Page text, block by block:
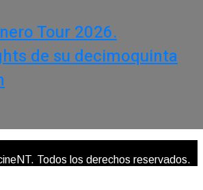
Tour 2026.
de su decimoquinta
Todos los derechos reservados.